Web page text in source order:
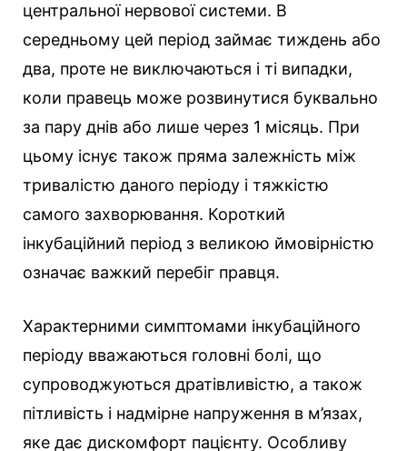
центральної нервової системи. В
середньому цей період займає тиждень або
два, проте не виключаються і ті випадки,
коли правець може розвинутися буквально
за пару днів або лише через 1 місяць. При
цьому існує також пряма залежність між
тривалістю даного періоду і тяжкістю
самого захворювання. Короткий
інкубаційний період з великою ймовірністю
означає важкий перебіг правця.
Характерними симптомами інкубаційного
періоду вважаються головні болі, що
супроводжуються дратівливістю, а також
пітливість і надмірне напруження в м’язах,
яке дає дискомфорт пацієнту. Особливу